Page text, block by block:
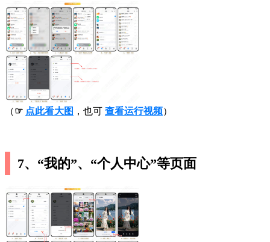
（☞ 点此看大图 ，也可 查看运行视频）
7、“我的”、“个人中心”等页面